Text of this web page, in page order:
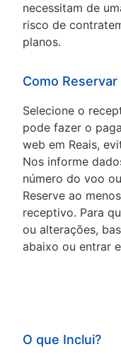
necessitam de
risco de
planos.
Como Reservar
Selecione o
pode fazer o
web em Reais,
Nos informe
número do voo
Reserve ao
receptivo. Para
ou alterações,
abaixo ou entrar
O que Inclui?